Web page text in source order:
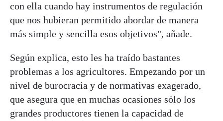
con ella cuando hay instrumentos de regulación
que nos hubieran permitido abordar de manera
más simple y sencilla esos objetivos", añade.
Según explica, esto les ha traído bastantes
problemas a los agricultores. Empezando por un
nivel de burocracia y de normativas exagerado,
que asegura que en muchas ocasiones sólo los
grandes productores tienen la capacidad de